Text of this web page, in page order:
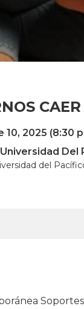
CAER
10, 2025 (8:30
Del
del
Soportes